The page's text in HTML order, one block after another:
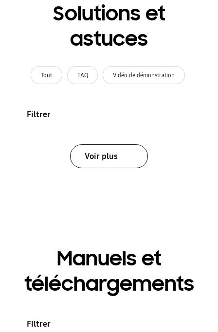
Solutions et
astuces
Tout FAQ Vidéo de démonstration
Filtrer
Voir plus
Manuels et
téléchargements
Filtrer